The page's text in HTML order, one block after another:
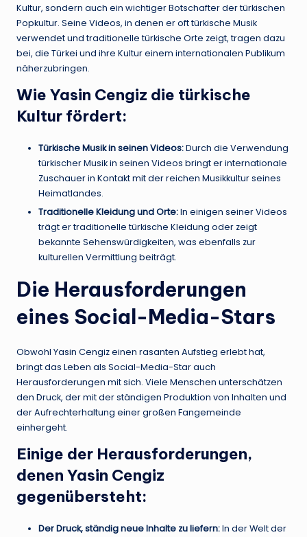
Kultur, sondern auch ein wichtiger Botschafter der türkischen
Popkultur. Seine Videos, in denen er oft türkische Musik
verwendet und traditionelle türkische Orte zeigt, tragen dazu
bei, die Türkei und ihre Kultur einem internationalen Publikum
näherzubringen.
Wie Yasin Cengiz die türkische
Kultur fördert:
Türkische Musik in seinen Videos:Durch die Verwendung
türkischer Musik in seinen Videos bringt er internationale
Zuschauer in Kontakt mit der reichen Musikkultur seines
Heimatlandes.
Traditionelle Kleidung und Orte:In einigen seiner Videos
trägt er traditionelle türkische Kleidung oder zeigt
bekannte Sehenswürdigkeiten, was ebenfalls zur
kulturellen Vermittlung beiträgt.
Die Herausforderungen
eines Social-Media-Stars
Obwohl Yasin Cengiz einen rasanten Aufstieg erlebt hat,
bringt das Leben als Social-Media-Star auch
Herausforderungen mit sich. Viele Menschen unterschätzen
den Druck, der mit der ständigen Produktion von Inhalten und
der Aufrechterhaltung einer großen Fangemeinde
einhergeht.
Einige der Herausforderungen,
denen Yasin Cengiz
gegenübersteht:
Der Druck, ständig neue Inhalte zu liefern:In der Welt der